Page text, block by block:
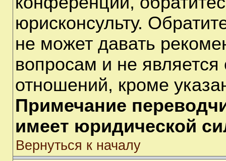
юрисконсульту.
не может давать
вопросам и не
отношений, кроме
Примечание
имеет юридической
Вернуться к началу